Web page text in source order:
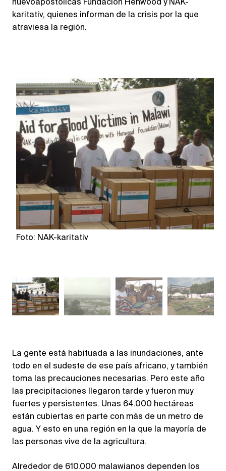
nuevoapostólicas Fundación Henwood y NAK-
karitativ, quienes informan de la crisis por la que
atraviesa la región.
Foto: NAK-karitativ
La gente está habituada a las inundaciones, ante
todo en el sudeste de ese país africano, y también
toma las precauciones necesarias. Pero este año
las precipitaciones llegaron tarde y fueron muy
fuertes y persistentes. Unas 64.000 hectáreas
están cubiertas en parte con más de un metro de
agua. Y esto en una región en la que la mayoría de
las personas vive de la agricultura.
Alrededor de 610.000 malawianos dependen los